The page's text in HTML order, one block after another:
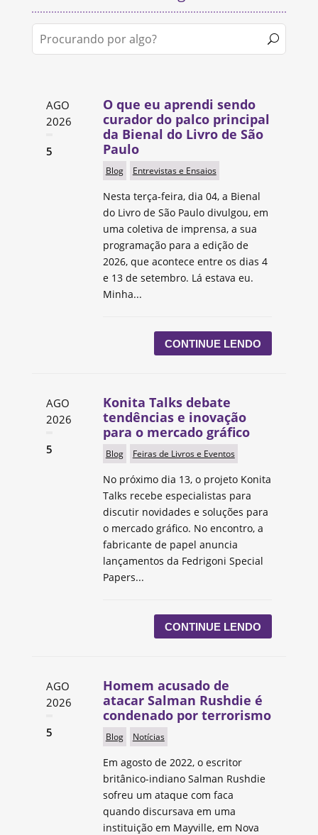
AGO
2026
5
O que eu aprendi sendo
curador do palco principal
da Bienal do Livro de São
Paulo
Blog Entrevistas e Ensaios
Nesta terça-feira, dia 04, a Bienal
do Livro de São Paulo divulgou, em
uma coletiva de imprensa, a sua
programação para a edição de
2026, que acontece entre os dias 4
e 13 de setembro. Lá estava eu.
Minha...
CONTINUE LENDO
AGO
2026
5
Konita Talks debate
tendências e inovação
para o mercado gráfico
Blog Feiras de Livros e Eventos
No próximo dia 13, o projeto Konita
Talks recebe especialistas para
discutir novidades e soluções para
o mercado gráfico. No encontro, a
fabricante de papel anuncia
lançamentos da Fedrigoni Special
Papers...
CONTINUE LENDO
AGO
2026
5
Homem acusado de
atacar Salman Rushdie é
condenado por terrorismo
Blog Notícias
Em agosto de 2022, o escritor
britânico-indiano Salman Rushdie
sofreu um ataque com faca
quando discursava em uma
instituição em Mayville, em Nova